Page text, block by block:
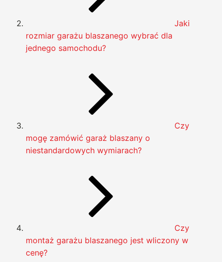
Jaki
rozmiar garażu blaszanego wybrać dla
jednego samochodu?
Czy
mogę zamówić garaż blaszany o
niestandardowych wymiarach?
Czy
montaż garażu blaszanego jest wliczony w
cenę?